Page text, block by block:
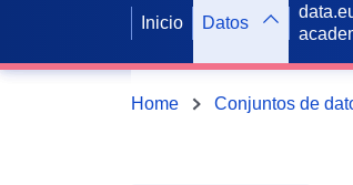
Inicio Datos
Home Conjuntos de